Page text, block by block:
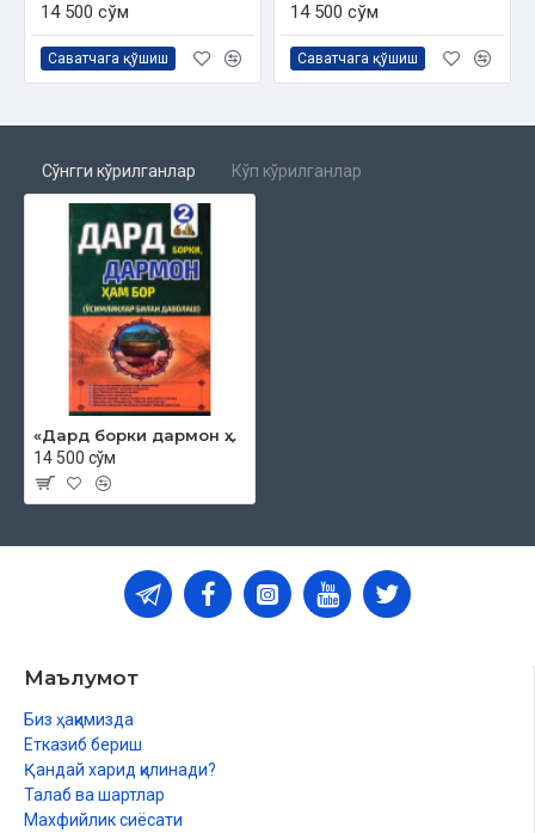
14 500 сўм
Саватчага қўшиш
14 500 сўм
Саватчага қўшиш
Сўнгги кўрилганлар Кўп кўрилганлар
«Дард борки дармон ҳам бор 2-китоб»
14 500 сўм
Маълумот
Биз ҳақимизда
Етказиб бериш
Қандай харид қилинади?
Талаб ва шартлар
Махфийлик сиёсати